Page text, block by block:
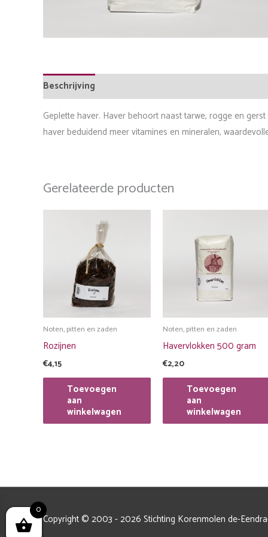
Beschrijving
Geplette haver. Haver behoort naast tarwe, rogge en
haver beduidend meer vitamines en mineralen,
Gerelateerde producten
Noten, pitten en zaden
Rozijnen
€4,15
Toevoegen
aan
winkelwagen
Noten, pitten en zaden
Havervlokken 500 gram
€2,20
Toevoegen
aan
winkelwagen
Copyright © 2003 - 2026 Stichting Korenmolen de-
0